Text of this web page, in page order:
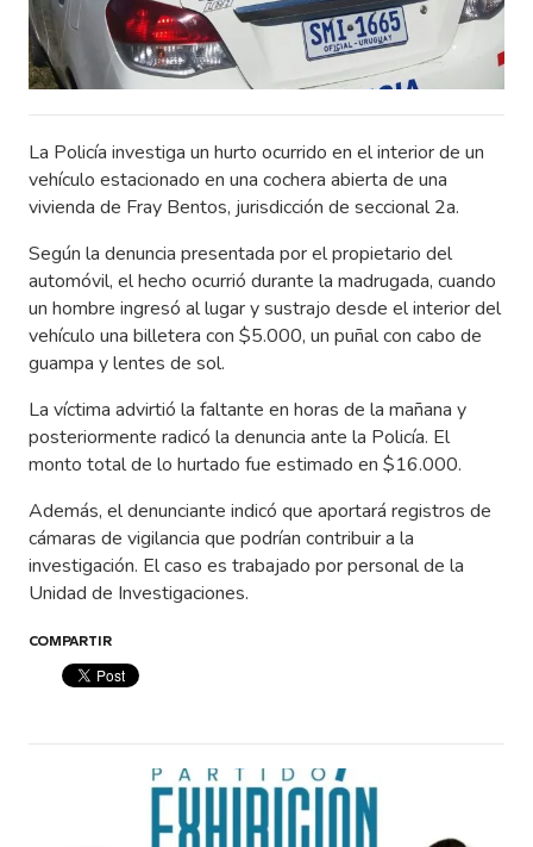
La Policía investiga un hurto ocurrido en el interior de un
vehículo estacionado en una cochera abierta de una
vivienda de Fray Bentos, jurisdicción de seccional 2a.
Según la denuncia presentada por el propietario del
automóvil, el hecho ocurrió durante la madrugada, cuando
un hombre ingresó al lugar y sustrajo desde el interior del
vehículo una billetera con $5.000, un puñal con cabo de
guampa y lentes de sol.
La víctima advirtió la faltante en horas de la mañana y
posteriormente radicó la denuncia ante la Policía. El
monto total de lo hurtado fue estimado en $16.000.
Además, el denunciante indicó que aportará registros de
cámaras de vigilancia que podrían contribuir a la
investigación. El caso es trabajado por personal de la
Unidad de Investigaciones.
COMPARTIR